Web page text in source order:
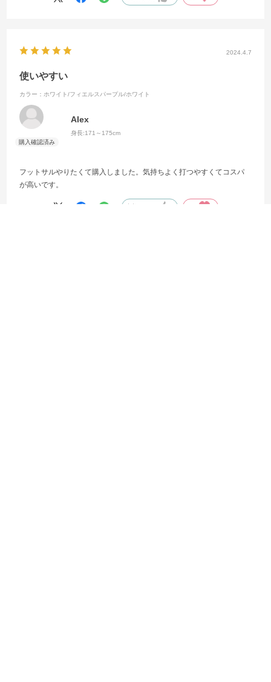
2024.4.7
使いやすい
カラー：ホワイト/フィエルスパープル/ホワイト
Alex
身長:171～175cm
フットサルやりたくて購入しました。気持ちよく打つやすくてコスパ
が高いです。